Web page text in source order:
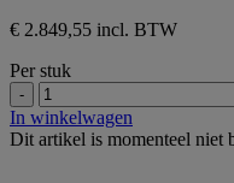
€ 2.849,55 incl. BTW
Per stuk
-
In winkelwagen
Dit artikel is momenteel niet